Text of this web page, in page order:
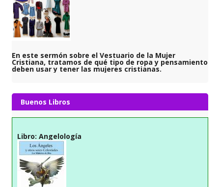
En este sermón sobre el Vestuario de la Mujer
Cristiana, tratamos de qué tipo de ropa y pensamiento
deben usar y tener las mujeres cristianas.
Buenos Libros
Libro: Angelología